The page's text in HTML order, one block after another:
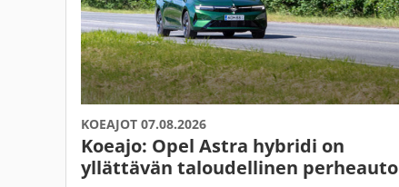
KOEAJOT 07.08.2026
Koeajo: Opel Astra hybridi on
yllättävän taloudellinen perheauto